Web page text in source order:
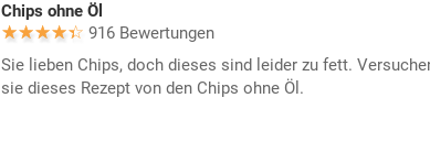
Chips ohne Öl
916 Bewertungen
Sie lieben Chips, doch dieses sind leider zu fett.
sie dieses Rezept von den Chips ohne Öl.